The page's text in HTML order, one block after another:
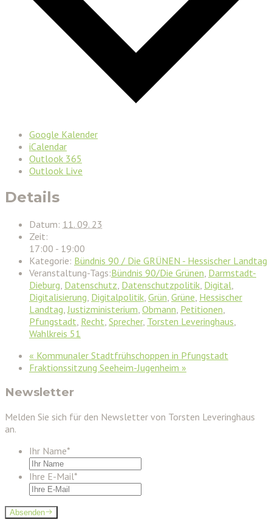
Google Kalender
iCalendar
Outlook 365
Outlook Live
Details
Datum: 11. 09. 23
Zeit:
17:00 - 19:00
Kategorie: Bündnis 90 / Die GRÜNEN - Hessischer Landtag
Veranstaltung-Tags:Bündnis 90/Die Grünen, Darmstadt-
Dieburg, Datenschutz, Datenschutzpolitik, Digital,
Digitalisierung, Digitalpolitik, Grün, Grüne, Hessischer
Landtag,Justizministerium, Obmann, Petitionen,
Pfungstadt, Recht, Sprecher, Torsten Leveringhaus,
Wahlkreis 51
« Kommunaler Stadtfrühschoppen in Pfungstadt
Fraktionssitzung Seeheim-Jugenheim »
Newsletter
Melden Sie sich für den Newsletter von Torsten Leveringhaus
an.
Ihr Name*
Ihre E-Mail*
Absenden